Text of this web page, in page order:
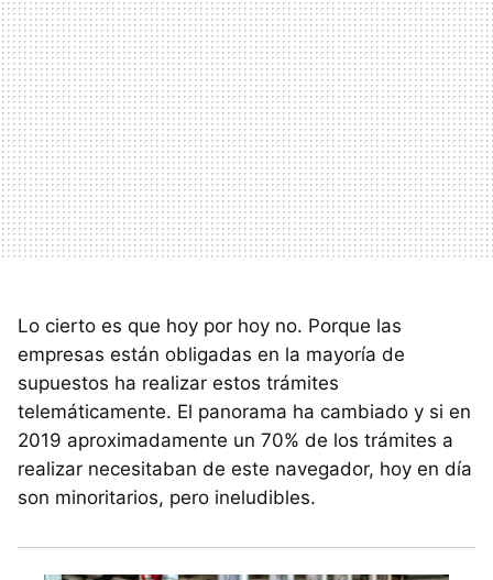
Lo cierto es que hoy por hoy no. Porque las
empresas están obligadas en la mayoría de
supuestos ha realizar estos trámites
telemáticamente. El panorama ha cambiado y si en
2019 aproximadamente un 70% de los trámites a
realizar necesitaban de este navegador, hoy en día
son minoritarios, pero ineludibles.